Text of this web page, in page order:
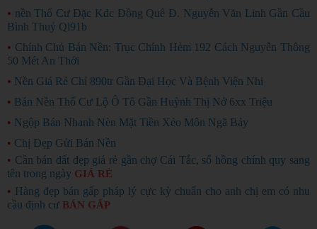
• nền Thổ Cư Đặc Kdc Đồng Quê Đ. Nguyễn Văn Linh Gần Cầu
Bình Thuỷ Ql91b
• Chính Chủ Bán Nền: Trục Chính Hẻm 192 Cách Nguyễn Thông
50 Mét An Thới
• Nền Giá Rẻ Chỉ 890tr Gần Đại Học Và Bệnh Viện Nhi
• Bán Nền Thổ Cư Lộ Ô Tô Gần Huỳnh Thị Nở 6xx Triệu
• Ngộp Bán Nhanh Nèn Mặt Tiền Xẻo Môn Ngã Bảy
• Chị Đẹp Gửi Bán Nền
• Cần bán đất đẹp giá rẻ gần chợ Cái Tắc, sổ hồng chính quy sang
tên trong ngày GIÁ RẺ
• Hàng đẹp bán gấp pháp lý cực kỳ chuẩn cho anh chị em có nhu
cầu định cư BÁN GẤP